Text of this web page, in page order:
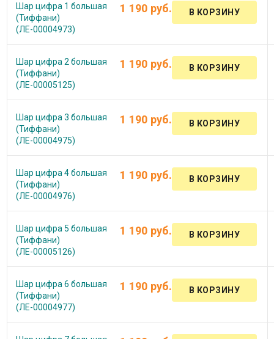
Шар цифра 1 большая
(Тиффани)
(ЛЕ-00004973)
1 190 руб.
Шар цифра 2 большая
(Тиффани)
(ЛЕ-00005125)
1 190 руб.
Шар цифра 3 большая
(Тиффани)
(ЛЕ-00004975)
1 190 руб.
Шар цифра 4 большая
(Тиффани)
(ЛЕ-00004976)
1 190 руб.
Шар цифра 5 большая
(Тиффани)
(ЛЕ-00005126)
1 190 руб.
Шар цифра 6 большая
(Тиффани)
(ЛЕ-00004977)
1 190 руб.